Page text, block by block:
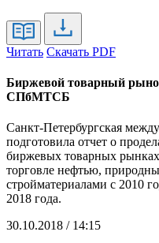
Читать Скачать PDF
Биржевой товарный
СПбМТСБ
Санкт-Петербургская
подготовила отчет о
биржевых товарных
торговле нефтью,
стройматериалами с 2010
2018 года.
30.10.2018 / 14:15